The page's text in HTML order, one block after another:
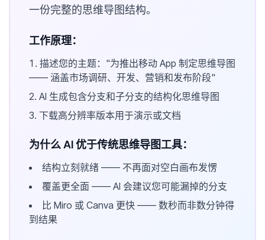
一份完整的思维导图结构。
工作原理：
描述您的主题："为推出移动 App 制定思维导图
—— 涵盖市场调研、开发、营销和发布阶段"
AI 生成包含分支和子分支的结构化思维导图
下载高分辨率版本用于演示或文档
为什么 AI 优于传统思维导图工具：
结构立刻就绪 —— 不再面对空白画布发愣
覆盖更全面 —— AI 会建议您可能漏掉的分支
比 Miro 或 Canva 更快 —— 数秒而非数分钟得
到结果